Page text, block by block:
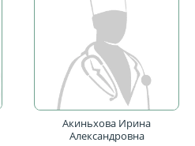
Акиньхова Ирина
Александровна